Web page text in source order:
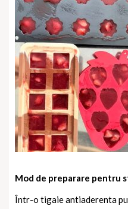
Mod de preparare pentru
Într-o tigaie antiaderenta